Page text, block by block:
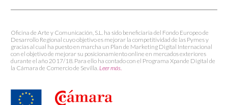
Oficina de Arte y Comunicación, S.L. ha sido beneficiaria del Fondo Europeo de
Desarrollo Regional cuyo objetivo es mejorar la competitividad de las Pymes y
gracias al cual ha puesto en marcha un Plan de Marketing Digital Internacional
con el objetivo de mejorar su posicionamiento online en mercados exteriores
durante el año 2017/18. Para ello ha contado con el Programa Xpande Digital de
la Cámara de Comercio de Sevilla. Leer más.